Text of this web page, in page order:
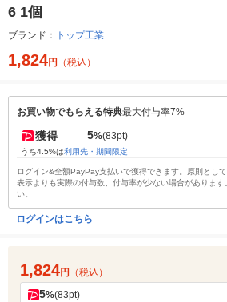
6 1個
ブランド： トップ工業
1,824円 （税込）
お買い物でもらえる特典最大付与率7%
獲得 5%(83pt)
うち4.5%は利用先・期間限定
ログイン&全額PayPay支払いで獲得できます。原則とし
表示よりも実際の付与数、付与率が少ない場合がありま
い。
ログインはこちら
1,824円 （税込）
5%(83pt)